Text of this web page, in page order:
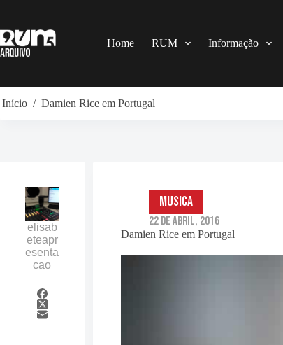
o
conteúdo
Home RUM Informação
Início / Damien Rice em Portugal
Damien Rice em Portugal
musica
22 de Abril, 2016
elisab
eteapr
esenta
cao